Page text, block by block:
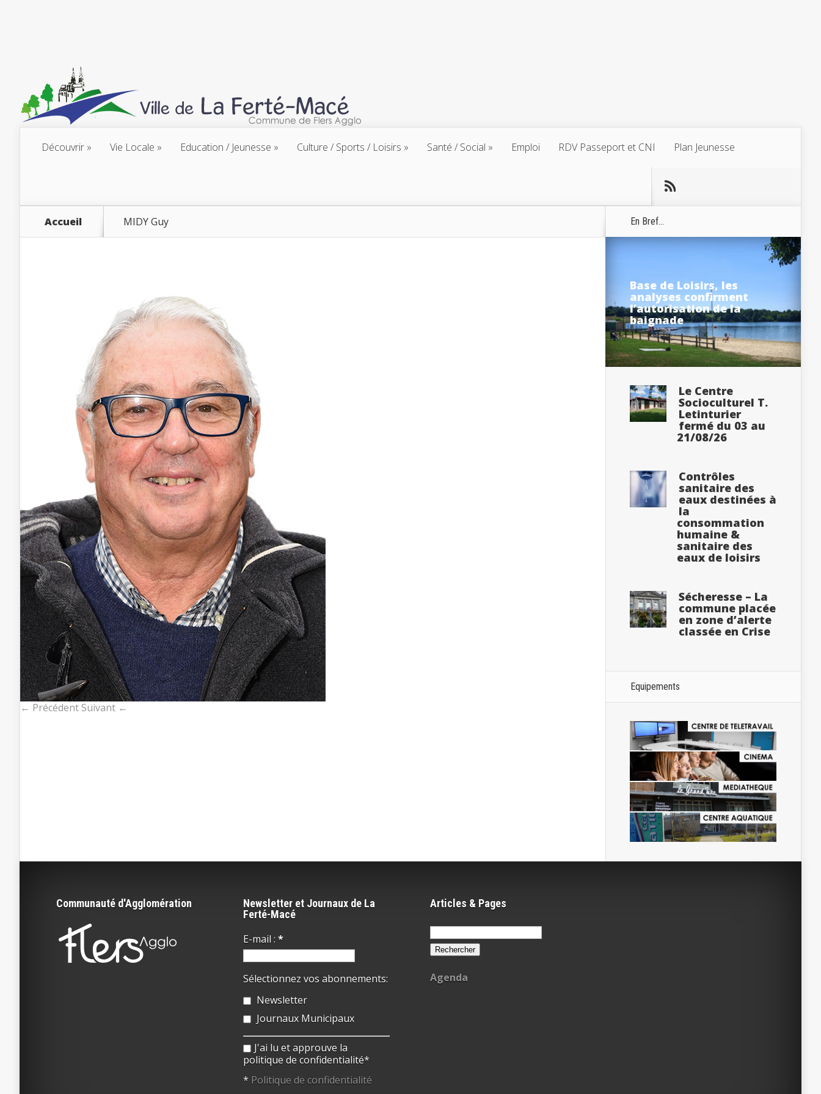
Découvrir Vie Locale Education / Jeunesse Culture / Sports / Loisirs Santé / Social Emploi RDV Passeport et CNI Plan Jeunesse
Accueil MIDY Guy
← Précédent Suivant ←
En Bref...
Base de Loisirs, les
analyses confirment
l’autorisation de la
baignade
Le Centre
Socioculturel T.
Letinturier
fermé du 03 au
21/08/26
Contrôles
sanitaire des
eaux destinées à
la
consommation
humaine &
sanitaire des
eaux de loisirs
Sécheresse – La
commune placée
en zone d’alerte
classée en Crise
Equipements
Communauté d'Agglomération
Newsletter et Journaux de La
Ferté-Macé
E-mail : *
Sélectionnez vos abonnements:
Newsletter
Journaux Municipaux
J'ai lu et approuve la
politique de confidentialité*
* Politique de confidentialité
Articles & Pages
Rechercher :
Agenda